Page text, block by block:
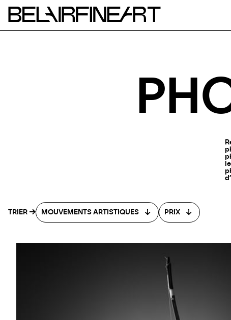
TRIER MOUVEMENTS ARTISTIQUES PRIX